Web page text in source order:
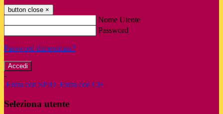
button close ×
Nome Utente
Password
Password dimenticata?
-
Entra con SPID Entra con CIE
Seleziona utente